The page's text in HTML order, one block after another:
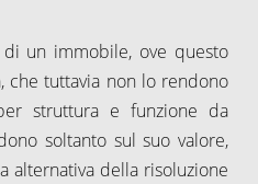
un immobile, ove questo
che tuttavia non lo rendono
struttura e funzione da
soltanto sul suo valore,
alternativa della risoluzione